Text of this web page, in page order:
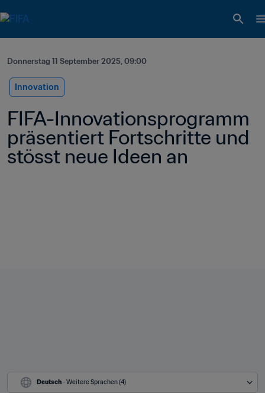
Donnerstag 11 September 2025, 09:00
Innovation
FIFA-Innovationsprogramm
präsentiert Fortschritte und
stösst neue Ideen an
Deutsch - Weitere Sprachen (4)